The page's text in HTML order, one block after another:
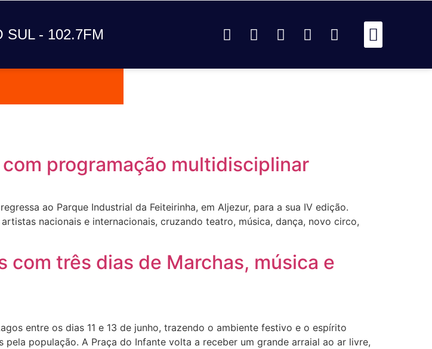
SUL - 102.7FM
NO SUL
programação multidisciplinar
ao Parque Industrial da Feiteirinha, em Aljezur, para a sua IV edição.
nacionais e internacionais, cruzando teatro, música, dança, novo circo,
com três dias de Marchas, música e
entre os dias 11 e 13 de junho, trazendo o ambiente festivo e o espírito
população. A Praça do Infante volta a receber um grande arraial ao ar livre,